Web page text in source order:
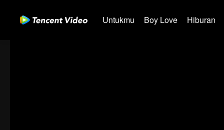
Untukmu Boy Love Hiburan